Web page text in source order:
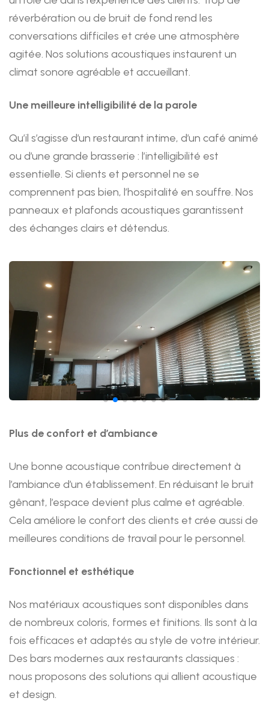
réverbération ou de bruit de fond rend les
conversations difficiles et crée une atmosphère
agitée. Nos solutions acoustiques instaurent un
climat sonore agréable et accueillant.
Une meilleure intelligibilité de la parole
Qu’il s’agisse d’un restaurant intime, d’un café animé
ou d’une grande brasserie : l’intelligibilité est
essentielle. Si clients et personnel ne se
comprennent pas bien, l’hospitalité en souffre. Nos
panneaux et plafonds acoustiques garantissent
des échanges clairs et détendus.
Afbeeldingen
Plus de confort et d’ambiance
Une bonne acoustique contribue directement à
l’ambiance d’un établissement. En réduisant le bruit
gênant, l’espace devient plus calme et agréable.
Cela améliore le confort des clients et crée aussi de
meilleures conditions de travail pour le personnel.
Fonctionnel et esthétique
Nos matériaux acoustiques sont disponibles dans
de nombreux coloris, formes et finitions. Ils sont à la
fois efficaces et adaptés au style de votre intérieur.
Des bars modernes aux restaurants classiques :
nous proposons des solutions qui allient acoustique
et design.